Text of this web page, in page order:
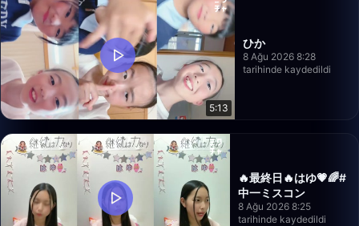
5:13
ひか
8 Ağu 2026 8:28
tarihinde kaydedildi
🔥最終日🔥はゆ💗🌈#
中一ミスコン
8 Ağu 2026 8:25
tarihinde kaydedildi